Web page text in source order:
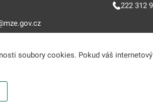
222 312
soubory cookies. Pokud váš